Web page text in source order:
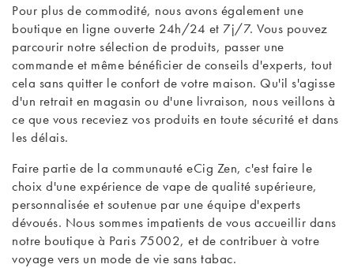
Pour plus de commodité, nous avons également une
boutique en ligne ouverte 24h/24 et 7j/7. Vous pouvez
parcourir notre sélection de produits, passer une
commande et même bénéficier de conseils d'experts, tout
cela sans quitter le confort de votre maison. Qu'il s'agisse
d'un retrait en magasin ou d'une livraison, nous veillons à
ce que vous receviez vos produits en toute sécurité et dans
les délais.
Faire partie de la communauté eCig Zen, c'est faire le
choix d'une expérience de vape de qualité supérieure,
personnalisée et soutenue par une équipe d'experts
dévoués. Nous sommes impatients de vous accueillir dans
notre boutique à Paris 75002, et de contribuer à votre
voyage vers un mode de vie sans tabac.